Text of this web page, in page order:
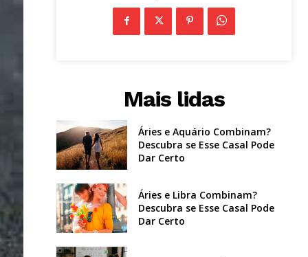
Mais lidas
Áries e Aquário Combinam?
Descubra se Esse Casal Pode
Dar Certo
Áries e Libra Combinam?
Descubra se Esse Casal Pode
Dar Certo